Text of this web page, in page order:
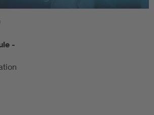
im Kontext der Normung
für mehr Ressourceneffizienz
-